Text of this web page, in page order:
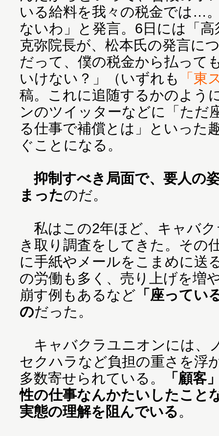
いる給料を我々の税金では…
ないわ」と発言。6日には「
克弥院長が、松本氏の発言に
だって、僕の税金から払って
いけない？」（いずれも
「東
稿。これに追随するかのよう
ンのツイッターなどに「ただ
る仕事で補償とは」といった
ぐことになる。
抑制すべき局面で、要人の
まったのだ。
私はこの2年ほど、キャバ
き取り調査をしてきた。その
に手紙やメールをこまめに送
の労働も多く、売り上げを増
崩す例もあるなど 「座ってい
のだった。
キャバクラユニオンには、
セクハラなど負担の重さを浮
多数寄せられている。
「顧客
性の仕事なんかたいしたこと
実態の理解を阻んでいる。